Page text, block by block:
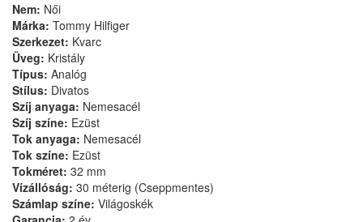
Nem: Női
Márka: Tommy Hilfiger
Szerkezet: Kvarc
Üveg: Kristály
Típus: Analóg
Stílus: Divatos
Szíj anyaga: Nemesacél
Szíj színe: Ezüst
Tok anyaga: Nemesacél
Tok színe: Ezüst
Tokméret: 32 mm
Vízállóság: 30 méterig (Cseppmentes)
Számlap színe: Világoskék